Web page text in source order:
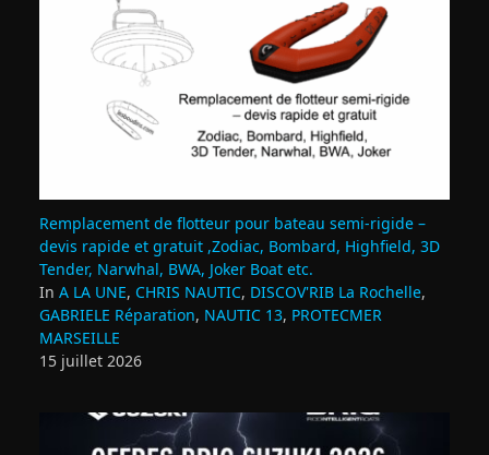
Remplacement de flotteur pour bateau semi‑rigide –
devis rapide et gratuit ,Zodiac, Bombard, Highfield, 3D
Tender, Narwhal, BWA, Joker Boat etc.
In A LA UNE, CHRIS NAUTIC, DISCOV'RIB La Rochelle,
GABRIELE Réparation, NAUTIC 13, PROTECMER
MARSEILLE
15 juillet 2026